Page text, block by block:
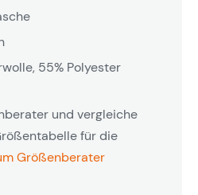
55% Polyester
und vergleiche
für die
Größenberater